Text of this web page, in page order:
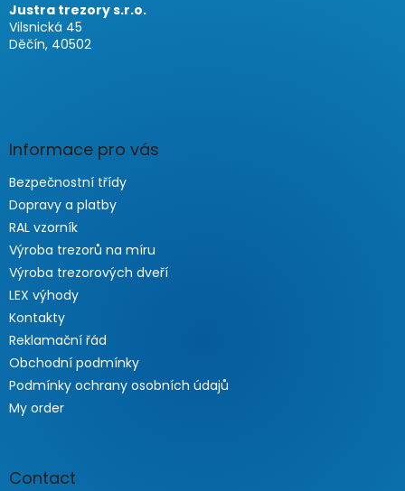
Justra trezory s.r.o.
Vilsnická 45
Děčín, 40502
Informace pro vás
Bezpečnostní třídy
Dopravy a platby
RAL vzorník
Výroba trezorů na míru
Výroba trezorových dveří
LEX výhody
Kontakty
Reklamační řád
Obchodní podmínky
Podmínky ochrany osobních údajů
My order
Contact